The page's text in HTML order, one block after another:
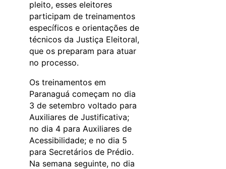
pleito, esses eleitores
participam de treinamentos
específicos e orientações de
técnicos da Justiça Eleitoral,
que os preparam para atuar
no processo.
Os treinamentos em
Paranaguá começam no dia
3 de setembro voltado para
Auxiliares de Justificativa;
no dia 4 para Auxiliares de
Acessibilidade; e no dia 5
para Secretários de Prédio.
Na semana seguinte, no dia